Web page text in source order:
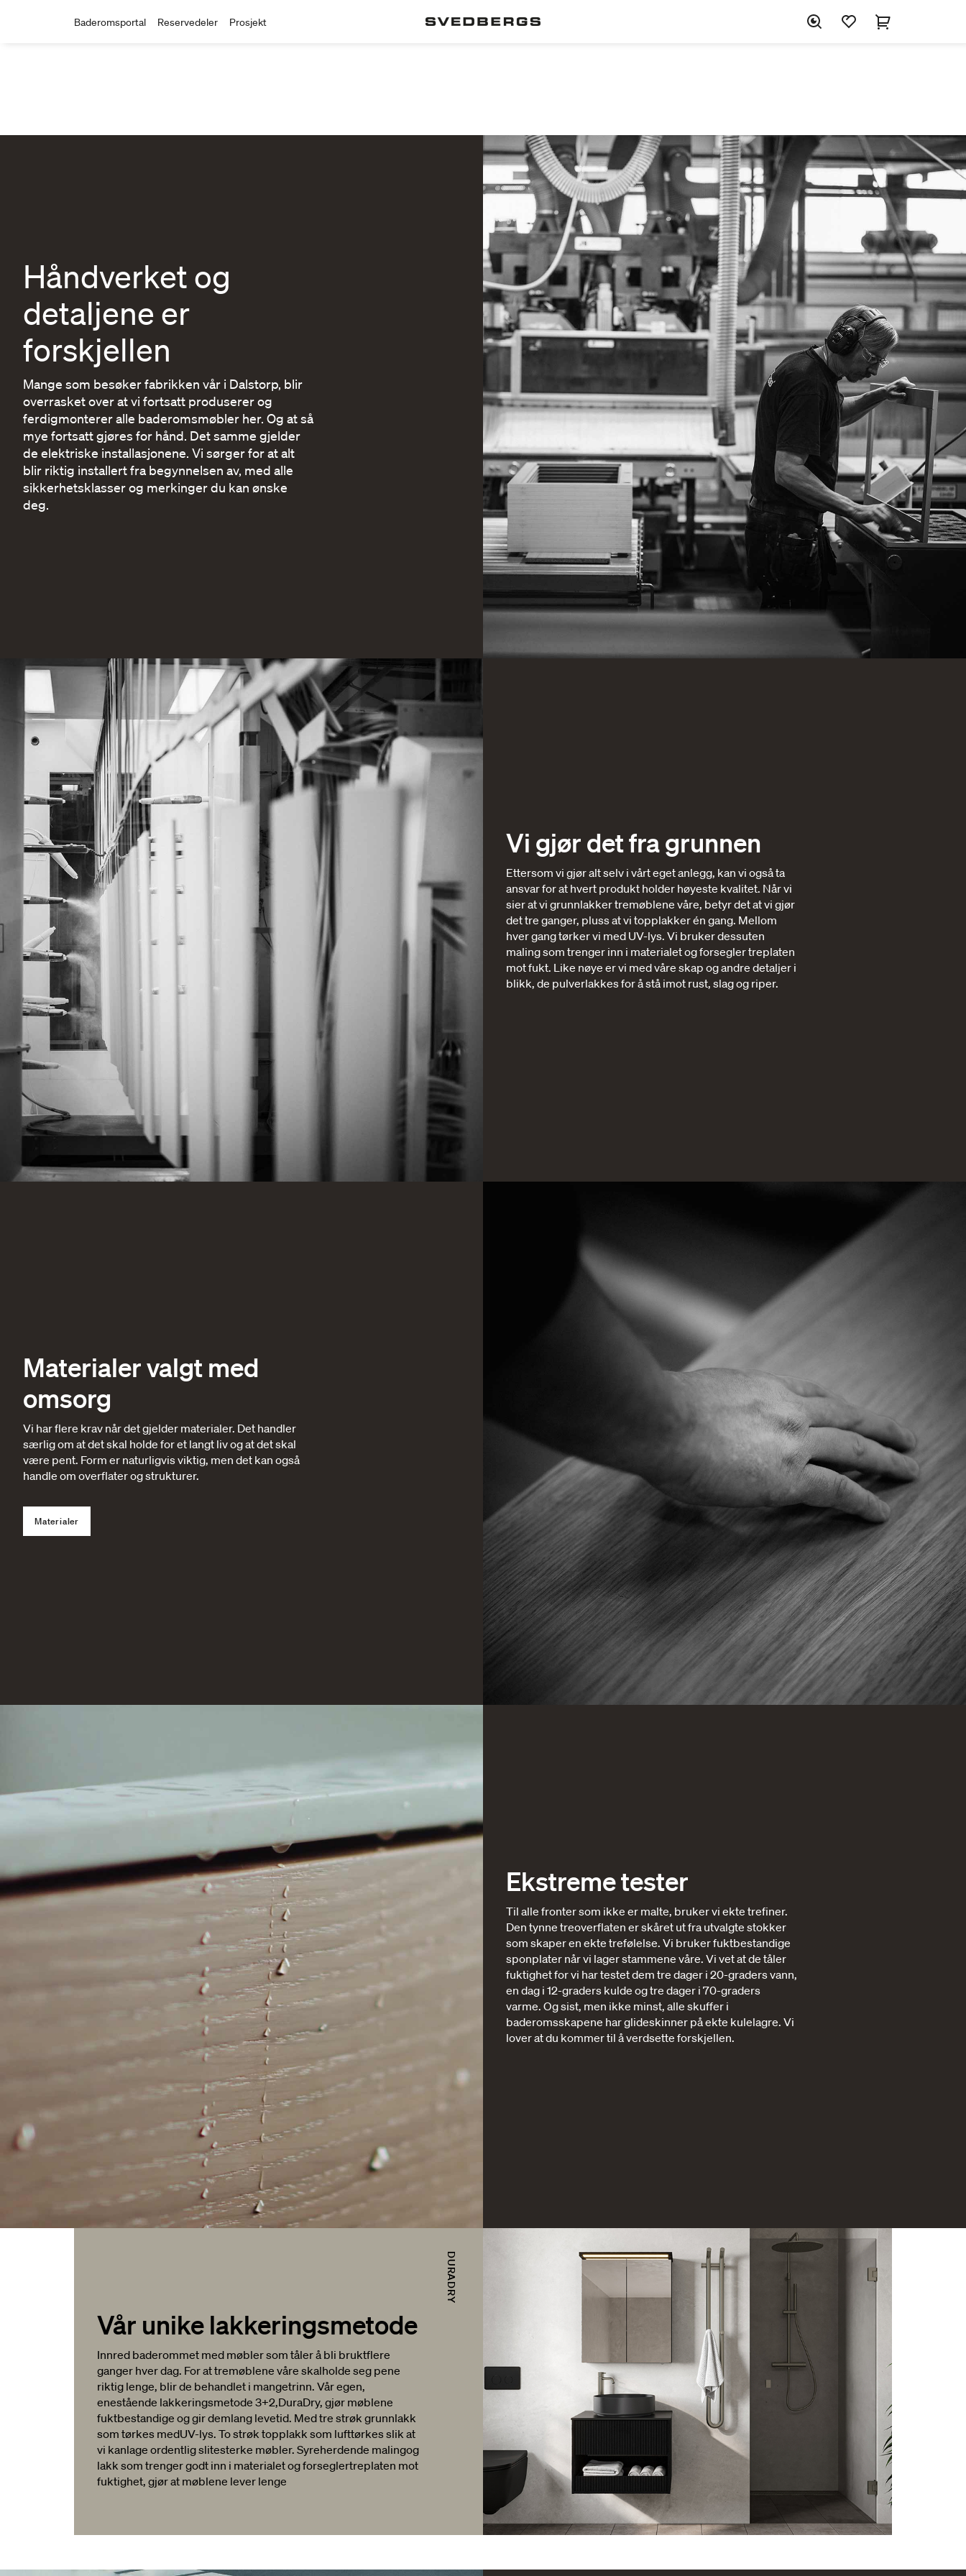
Baderomsportal Reservedeler Prosjekt
Håndverket og
detaljene er
forskjellen
Mange som besøker fabrikken vår i Dalstorp, blir
overrasket over at vi fortsatt produserer og
ferdigmonterer alle baderomsmøbler her. Og at så
mye fortsatt gjøres for hånd. Det samme gjelder
de elektriske installasjonene. Vi sørger for at alt
blir riktig installert fra begynnelsen av, med alle
sikkerhetsklasser og merkinger du kan ønske
deg.
Vi gjør det fra grunnen
Ettersom vi gjør alt selv i vårt eget anlegg, kan vi også ta
ansvar for at hvert produkt holder høyeste kvalitet. Når vi
sier at vi grunnlakker tremøblene våre, betyr det at vi gjør
det tre ganger, pluss at vi topplakker én gang. Mellom
hver gang tørker vi med UV-lys. Vi bruker dessuten
maling som trenger inn i materialet og forsegler treplaten
mot fukt. Like nøye er vi med våre skap og andre detaljer i
blikk, de pulverlakkes for å stå imot rust, slag og riper.
Materialer valgt med
omsorg
Vi har flere krav når det gjelder materialer. Det handler
særlig om at det skal holde for et langt liv og at det skal
være pent. Form er naturligvis viktig, men det kan også
handle om overflater og strukturer.
Materialer
Ekstreme tester
Til alle fronter som ikke er malte, bruker vi ekte trefiner.
Den tynne treoverflaten er skåret ut fra utvalgte stokker
som skaper en ekte trefølelse. Vi bruker fuktbestandige
sponplater når vi lager stammene våre. Vi vet at de tåler
fuktighet for vi har testet dem tre dager i 20-graders vann,
en dag i 12-graders kulde og tre dager i 70-graders
varme. Og sist, men ikke minst, alle skuffer i
baderomsskapene har glideskinner på ekte kulelagre. Vi
lover at du kommer til å verdsette forskjellen.
Vår unike lakkeringsmetode
Innred baderommet med møbler som tåler å bli bruktflere
ganger hver dag. For at tremøblene våre skalholde seg pene
riktig lenge, blir de behandlet i mangetrinn. Vår egen,
enestående lakkeringsmetode 3+2,DuraDry, gjør møblene
fuktbestandige og gir demlang levetid. Med tre strøk grunnlakk
som tørkes medUV-lys. To strøk topplakk som lufttørkes slik at
vi kanlage ordentlig slitesterke møbler. Syreherdende malingog
lakk som trenger godt inn i materialet og forseglertreplaten mot
fuktighet, gjør at møblene lever lenge
DURADRY